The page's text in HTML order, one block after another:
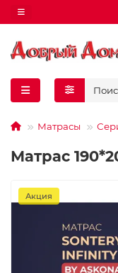
Матрасы
Матрас
Акция